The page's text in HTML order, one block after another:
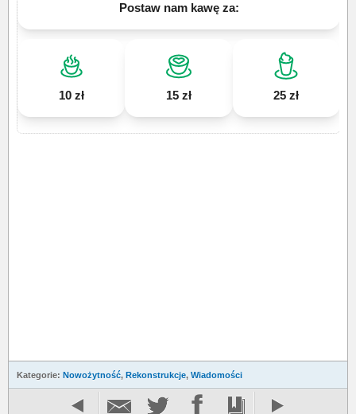
Postaw nam kawę za:
10 zł 15 zł 25 zł
Kategorie: Nowożytność, Rekonstrukcje, Wiadomości